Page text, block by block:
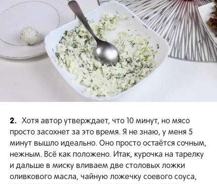
2.
Хотя автор утверждает, что 10 минут, но мясо
просто засохнет за это время. Я не знаю, у меня 5
минут вышло идеально. Оно просто остаётся сочным,
нежным. Всё как положено. Итак, курочка на тарелку
и дальше в миску вливаем две столовых ложки
оливкового масла, чайную ложечку соевого соуса,